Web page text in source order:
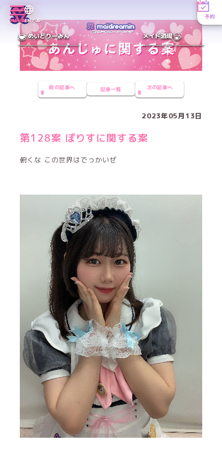
MENUEN／JP
予約
めいどりーみん メイド酒場
前の記事へ 記事一覧 次の記事へ
2023年05月13日
第128案 ぽりすに関する案
俯くな この世界はでっかいぜ